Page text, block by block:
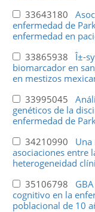
33643180
enfermedad de
enfermedad en
33865938Î±-
biomarcador en
en mestizos
33995045
genéticos de la
enfermedad de
34210990 Una
asociaciones entre
heterogeneidad
35106798
cognitivo en la
poblacional de 10